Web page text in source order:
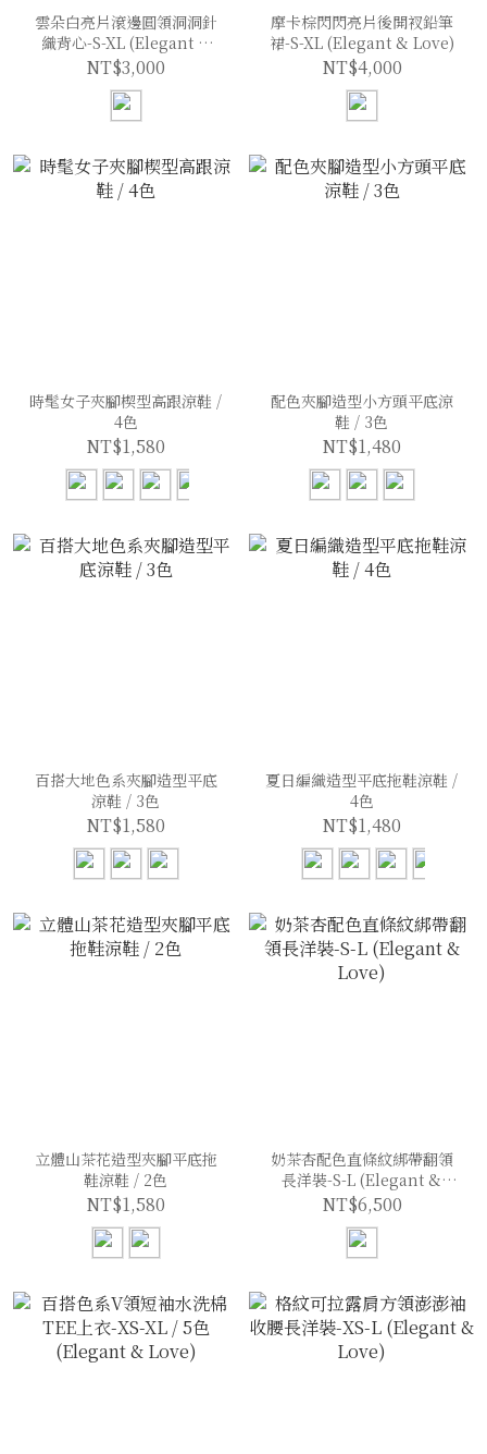
雲朵白亮片滾邊圓領洞洞針
織背心-S-XL (Elegant &
Love)
NT$3,000
摩卡棕閃閃亮片後開衩鉛筆
裙-S-XL (Elegant & Love)
NT$4,000
時髦女子夾腳楔型高跟涼鞋 /
4色
NT$1,580
配色夾腳造型小方頭平底涼
鞋 / 3色
NT$1,480
百搭大地色系夾腳造型平底
涼鞋 / 3色
NT$1,580
夏日編織造型平底拖鞋涼鞋 /
4色
NT$1,480
立體山茶花造型夾腳平底拖
鞋涼鞋 / 2色
NT$1,580
奶茶杏配色直條紋綁帶翻領
長洋裝-S-L (Elegant &
Love)
NT$6,500